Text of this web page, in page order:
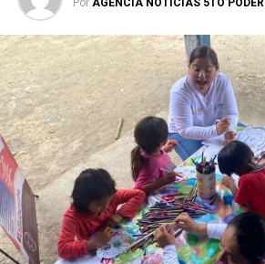
Por AGENCIA NOTICIAS 5TO PODER